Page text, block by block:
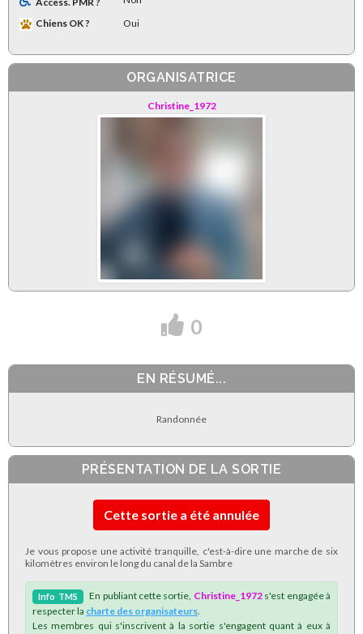
Chiens OK ?
Oui
ORGANISATRICE
Christine_1972
0
EN RÉSUMÉ...
Randonnée
PRÉSENTATION DE LA SORTIE
Cette sortie a été annulée
Je vous propose une activité tranquille, c'est-à-dire une marche de six
kilomètres environ le long du canal de la Sambre
Info TMS En publiant cette sortie, Christine_1972s'est engagée à
respecter la charte des organisateurs
Les membres qui s'inscrivent à la sortie s'engagent quant à eux à